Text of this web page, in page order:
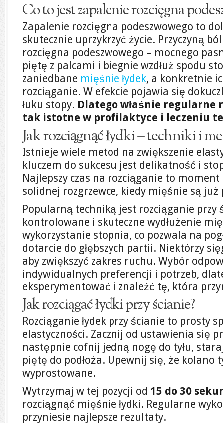
Co to jest zapalenie rozcięgna
Zapalenie rozcięgna podeszwowego to
skutecznie uprzykrzyć życie. Przyczyną
rozcięgna podeszwowego – mocnego
piętę z palcami i biegnie wzdłuż spodu
zaniedbane mięśnie łydek, a konkretnie
rozciąganie. W efekcie pojawia się
łuku stopy. Dlatego właśnie regularne
tak istotne w profilaktyce i leczeniu
Jak rozciągnąć łydki – techniki i
Istnieje wiele metod na zwiększenie
kluczem do sukcesu jest delikatność i
Najlepszy czas na rozciąganie to
solidnej rozgrzewce, kiedy mięśnie są
Popularną techniką jest rozciąganie przy
kontrolowane i skuteczne wydłużenie
wykorzystanie stopnia, co pozwala na
dotarcie do głębszych partii. Niektórzy
aby zwiększyć zakres ruchu. Wybór
indywidualnych preferencji i potrzeb,
eksperymentować i znaleźć tę, która
Jak rozciągać łydki przy ścianie?
Rozciąganie łydek przy ścianie to prosty
elastyczności. Zacznij od ustawienia się
następnie cofnij jedną nogę do tyłu,
piętę do podłoża. Upewnij się, że kolano
wyprostowane.
Wytrzymaj w tej pozycji od 15 do 30
rozciągnąć mięśnie łydki. Regularne
przyniesie najlepsze rezultaty.